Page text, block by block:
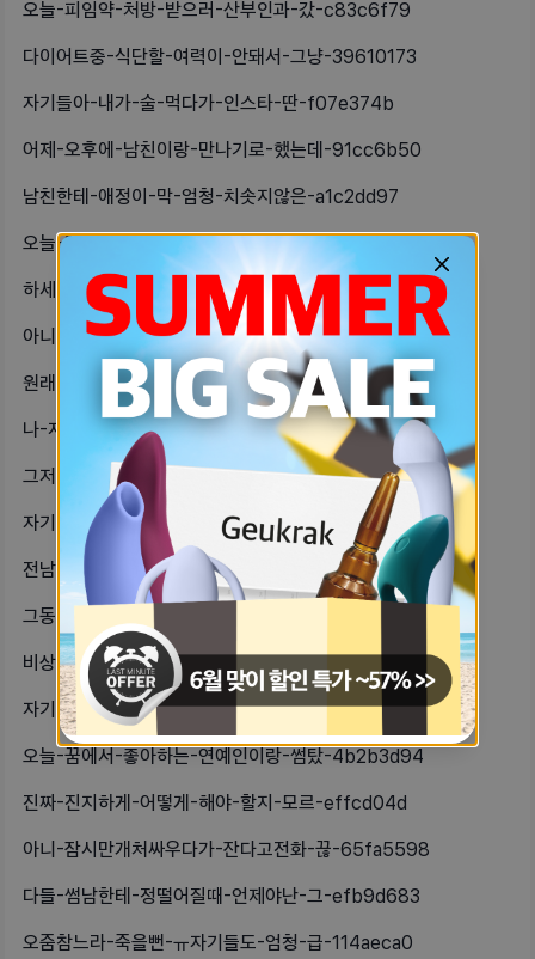
오늘-피임약-처방-받으러-산부인과-갔-c83c6f79
다이어트중-식단할-여력이-안돼서-그냥-39610173
자기들아-내가-술-먹다가-인스타-딴-f07e374b
어제-오후에-남친이랑-만나기로-했는데-91cc6b50
남친한테-애정이-막-엄청-치솟지않은-a1c2dd97
오늘-알바-중-내-또래-오빠가-나를-288e95be
하세상에-이렇게-사람들이-많은데-왜-a24e27ea
아니-틱톡-보는거-재밌어서-많이-보는-b58c8a46
원래-남친이랑-이렇게-많이-싸우는건가-1bcac28d
나-지금-6이루지났고-20데-초반인데-2a4e3331
그저께-소개-받았는데-연락만-해도-너-677d529d
자기들-긴글일수도-있는데-내가-정말-3af16ba8
전남친-자꾸-연ㅇ락-오는데-좋아하는-55262fd8
그동안-관계하는거-좀-엄청-꺼려하다가-b066fa88
비상비상-나-지금-남사친이-밥먹엇어-bb3c365c
자기-생각해서-버티라는말-개짜증남나도-e328d7e
오늘-꿈에서-좋아하는-연예인이랑-썸탔-4b2b3d94
진짜-진지하게-어떻게-해야-할지-모르-effcd04d
아니-잠시만개처싸우다가-잔다고전화-끊-65fa5598
다들-썸남한테-정떨어질때-언제야난-그-efb9d683
오줌참느라-죽을뻔-ㅠ자기들도-엄청-급-114aeca0